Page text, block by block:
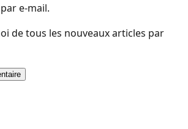
e-mail.
de tous les nouveaux articles par